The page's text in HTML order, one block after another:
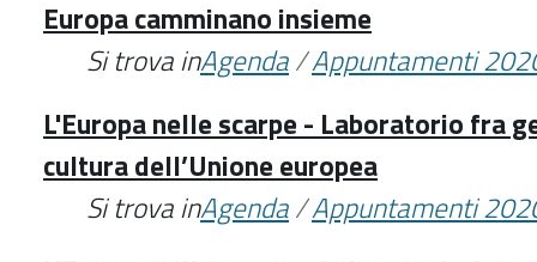
Europa camminano insieme
Si trova inAgenda/Appuntamenti
L'Europa nelle scarpe - Laboratorio fra
cultura dell’Unione europea
Si trova inAgenda/Appuntamenti